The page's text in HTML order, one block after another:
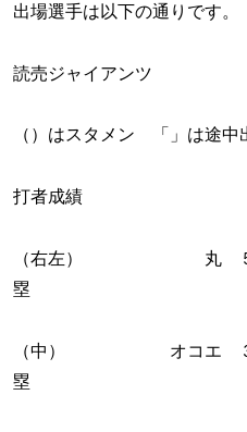
出場選手は以下の通りです。
読売ジャイアンツ
（）はスタメン 「」は途中
打者成績
（右左） 丸 ５－
塁
（中） オコエ ３
塁